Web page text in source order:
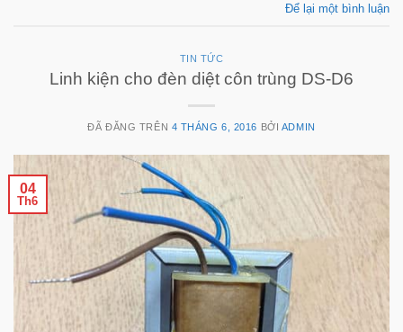
Để lại một bình luận
TIN TỨC
Linh kiện cho đèn diệt côn trùng DS-D6
ĐÃ ĐĂNG TRÊN 4 THÁNG 6, 2016 BỞI ADMIN
04
Th6